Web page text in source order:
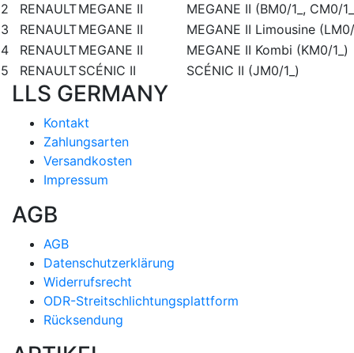
2
RENAULTMEGANE II
MEGANE II (BM0/1_, CM0/
3
RENAULTMEGANE II
MEGANE II Limousine
4
RENAULTMEGANE II
MEGANE II Kombi (KM0/1_)
5
RENAULTSCÉNIC II SCÉNIC II (JM0/1_)
LLS GERMANY
Kontakt
Zahlungsarten
Versandkosten
Impressum
AGB
AGB
Datenschutzerklärung
Widerrufsrecht
ODR-Streitschlichtungsplattform
Rücksendung